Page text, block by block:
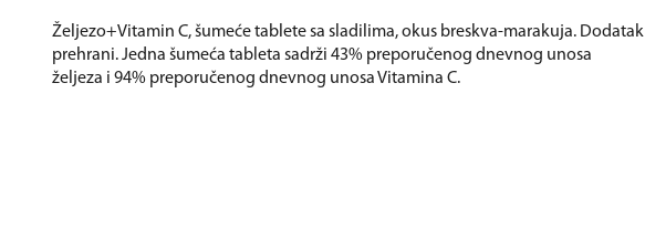
Željezo+Vitamin C, šumeće tablete sa sladilima, okus breskva-marakuja. Dodatak
prehrani. Jedna šumeća tableta sadrži 43% preporučenog dnevnog unosa
željeza i 94% preporučenog dnevnog unosa Vitamina C.